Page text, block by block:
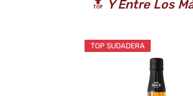
🔝 Y Entre Los
TOP SUDADERA